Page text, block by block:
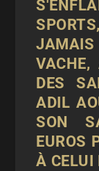
DES
ADIL
SON
EUROS
À CELUI